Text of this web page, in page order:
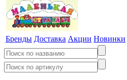
Бренды Доставка Акции Новинки